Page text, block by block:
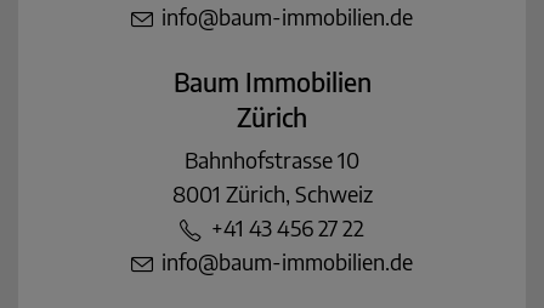
info@baum-immobilien.de
Baum Immobilien
Zürich
Bahnhofstrasse 10
8001 Zürich, Schweiz
+41 43 456 27 22
info@baum-immobilien.de